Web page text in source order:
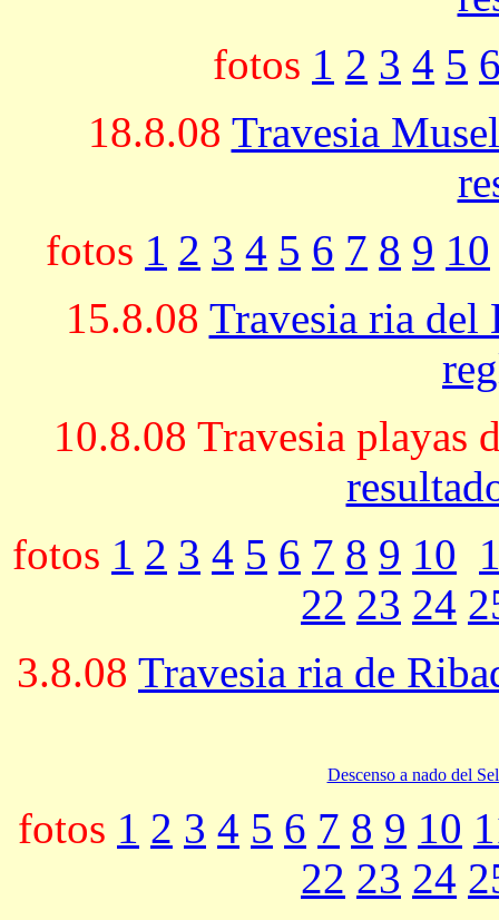
fotos 1 2 3 4 5
18.8.08 Travesia
fotos 1 2 3 4 5 6 7 8 9 10
15.8.08 Travesia ria del
10.8.08 Travesia playas
fotos 1 2 3 4 5 6 7 8 9 10
22 23 24
3.8.08 Travesia ria de
Descenso a nado del
fotos 1 2 3 4 5 6 7 8 9 10
22 23 24